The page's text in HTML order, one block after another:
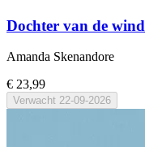
Dochter van de wind
Amanda Skenandore
€ 23,99
Verwacht 22-09-2026